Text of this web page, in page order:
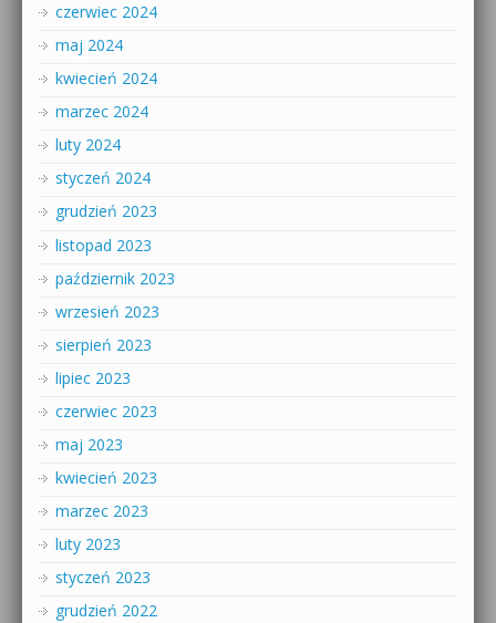
czerwiec 2024
maj 2024
kwiecień 2024
marzec 2024
luty 2024
styczeń 2024
grudzień 2023
listopad 2023
październik 2023
wrzesień 2023
sierpień 2023
lipiec 2023
czerwiec 2023
maj 2023
kwiecień 2023
marzec 2023
luty 2023
styczeń 2023
grudzień 2022